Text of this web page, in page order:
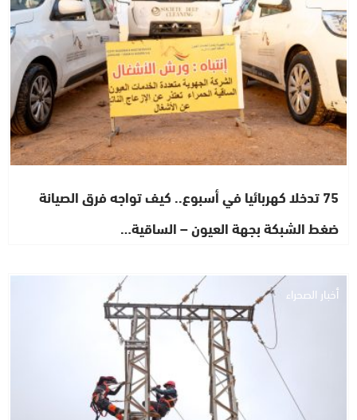
75 تدخلا كهربائيا في أسبوع.. كيف تواجه فرق الصيانة
ضغط الشبكة بجهة العيون – الساقية…
أخبار الصحراء